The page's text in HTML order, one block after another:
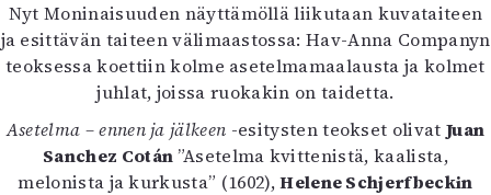
Nyt Moninaisuuden näyttämöllä liikutaan kuvataiteen
ja esittävän taiteen välimaastossa: Hav-Anna Companyn
teoksessa koettiin kolme asetelmamaalausta ja kolmet
juhlat, joissa ruokakin on taidetta.
Asetelma – ennen ja jälkeen -esitysten teokset olivat Juan
Sanchez Cotán ”Asetelma kvittenistä, kaalista,
melonista ja kurkusta” (1602),Helene Schjerfbeckin